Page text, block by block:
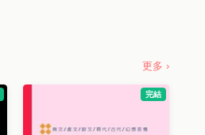
更多 ›
完結